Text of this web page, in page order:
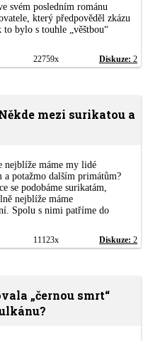
svém posledním románu
který předpověděl zkázu
bylo s touhle „věštbou“
22759x Diskuze: 2
mezi surikatou a
nejblíže máme my lidé
a potažmo dalším primátům?
se podobáme surikatám,
nejblíže máme
Spolu s nimi patříme do
11123x Diskuze: 2
„černou smrt“